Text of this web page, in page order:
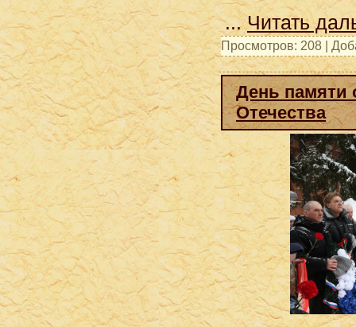
...Читать
Просмотров: 208 |
День памяти
Отечества